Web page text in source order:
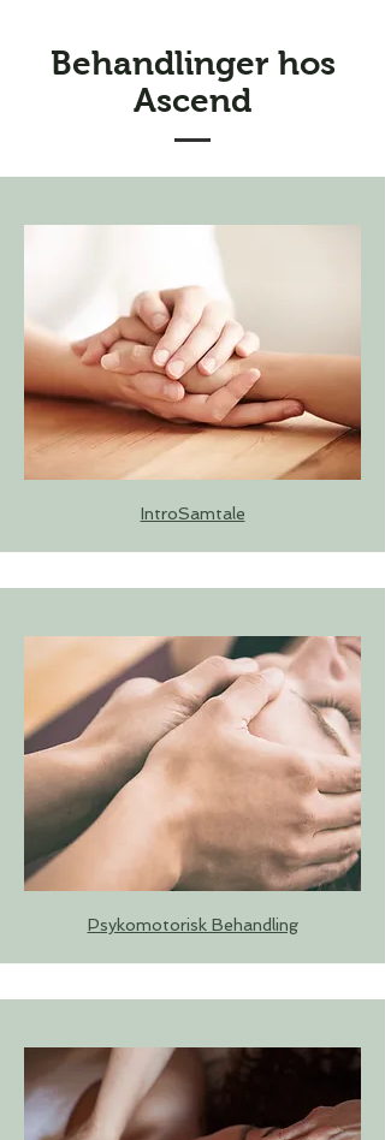
Behandlinger hos
Ascend
IntroSamtale
Psykomotorisk Behandling